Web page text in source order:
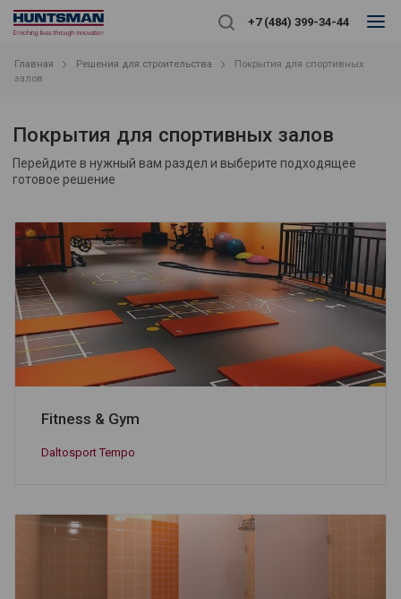
+7 (484) 399-34-44
Главная Решения для строительства
Покрытия для спортивных
залов
Покрытия для спортивных залов
Перейдите в нужный вам раздел и выберите подходящее
готовое решение
Fitness & Gym
Daltosport Tempo